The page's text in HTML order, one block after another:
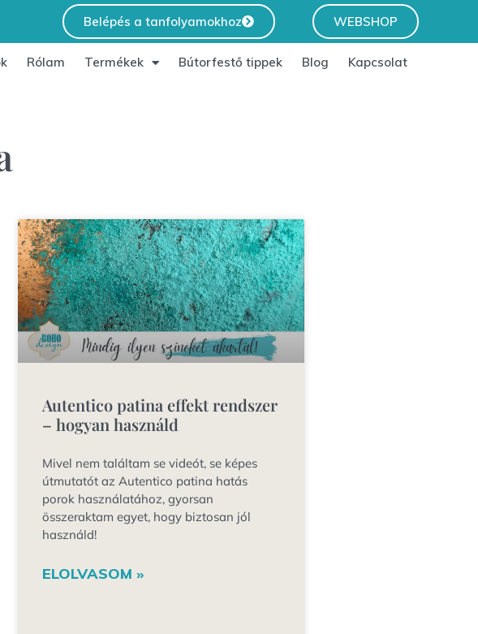
Belépés a tanfolyamokhoz WEBSHOP
Rólam Termékek Bútorfestő tippek Blog Kapcsolat
Autentico patina effekt rendszer
– hogyan használd
Mivel nem találtam se videót, se képes
útmutatót az Autentico patina hatás
porok használatához, gyorsan
összeraktam egyet, hogy biztosan jól
használd!
ELOLVASOM »